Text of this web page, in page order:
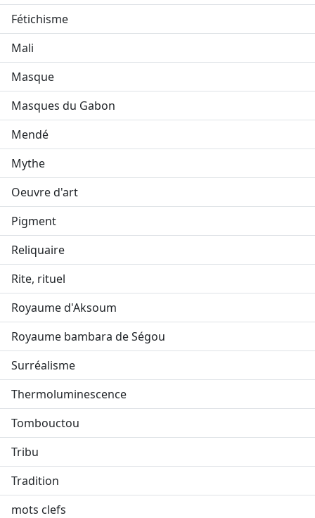
Fétichisme
Mali
Masque
Masques du Gabon
Mendé
Mythe
Oeuvre d'art
Pigment
Reliquaire
Rite, rituel
Royaume d'Aksoum
Royaume bambara de Ségou
Surréalisme
Thermoluminescence
Tombouctou
Tribu
Tradition
mots clefs